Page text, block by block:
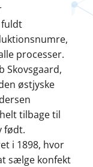
processer.
Skovsgaard,
østjyske
tilbage til
født.
i 1898, hvor
sælge konfekt